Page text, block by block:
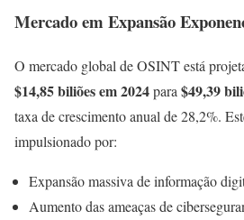
Mercado em Expansão
O mercado global de OSINT está
$14,85 biliões em 2024para $49,39
taxa de crescimento anual de 28,2%.
impulsionado por:
Expansão massiva de informação
Aumento das ameaças de